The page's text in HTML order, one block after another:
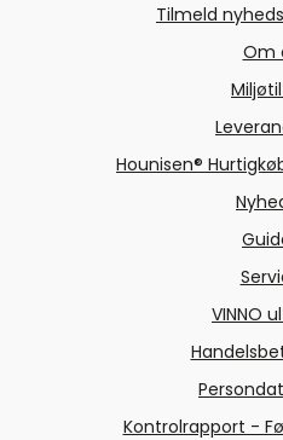
Tilmeld
Om
Hounisen®
VINNO
Kontrolrapport -